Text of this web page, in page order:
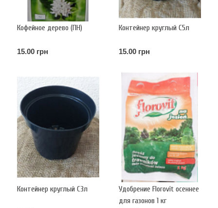
Кофейное дерево (ПН)
15.00 грн
Контейнер круглый С5л
15.00 грн
Контейнер круглый С3л
Удобрение Florovit осеннее
для газонов 1 кг